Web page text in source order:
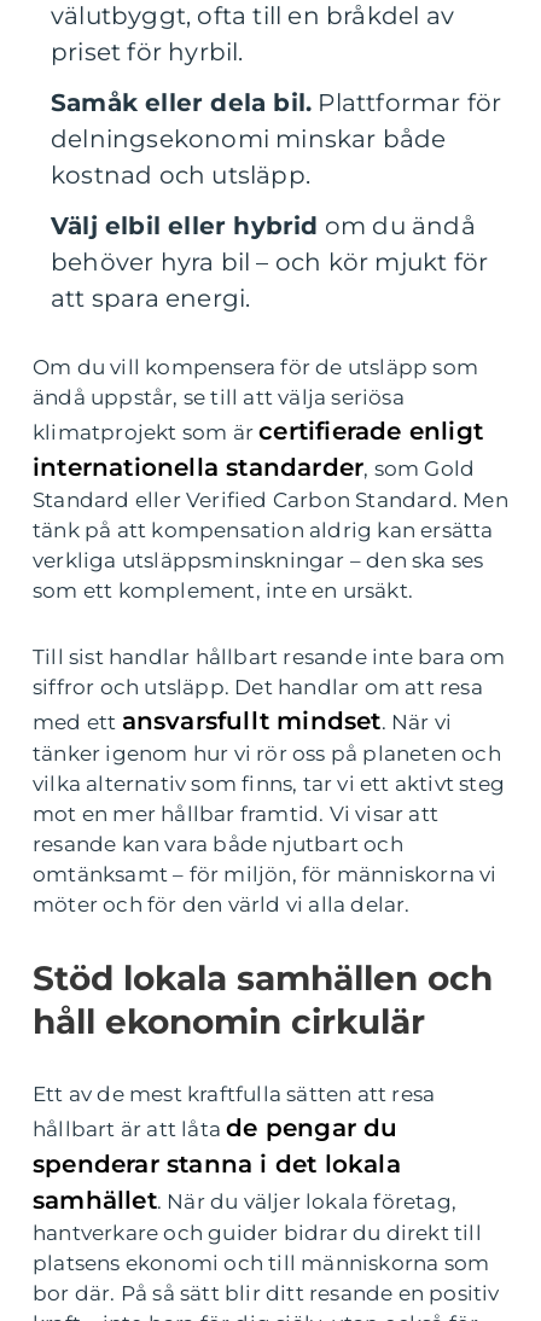
välutbyggt, ofta till en bråkdel av
priset för hyrbil.
Samåk eller dela bil. Plattformar för
delningsekonomi minskar både
kostnad och utsläpp.
Välj elbil eller hybrid om du ändå
behöver hyra bil – och kör mjukt för
att spara energi.
Om du vill kompensera för de utsläpp som
ändå uppstår, se till att välja seriösa
klimatprojekt som ärcertifierade enligt
internationella standarder, som Gold
Standard eller Verified Carbon Standard. Men
tänk på att kompensation aldrig kan ersätta
verkliga utsläppsminskningar – den ska ses
som ett komplement, inte en ursäkt.
Till sist handlar hållbart resande inte bara om
siffror och utsläpp. Det handlar om att resa
med ett ansvarsfullt mindset. När vi
tänker igenom hur vi rör oss på planeten och
vilka alternativ som finns, tar vi ett aktivt steg
mot en mer hållbar framtid. Vi visar att
resande kan vara både njutbart och
omtänksamt – för miljön, för människorna vi
möter och för den värld vi alla delar.
Stöd lokala samhällen och
håll ekonomin cirkulär
Ett av de mest kraftfulla sätten att resa
hållbart är att låtade pengar du
spenderar stanna i det lokala
samhället. När du väljer lokala företag,
hantverkare och guider bidrar du direkt till
platsens ekonomi och till människorna som
bor där. På så sätt blir ditt resande en positiv